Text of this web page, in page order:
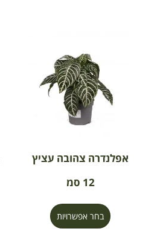
אפלנדרה צהובה עציץ
12 סמ
בחר אפשרויות